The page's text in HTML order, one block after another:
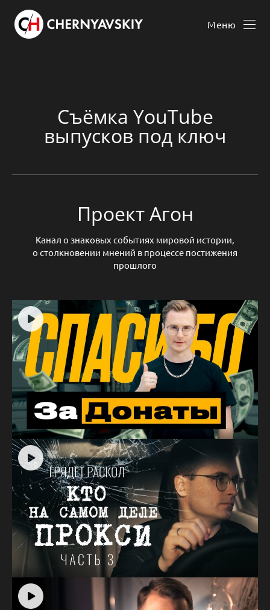
Меню
Съёмка YouTube
выпусков под ключ
Проект Агон
Канал о знаковых событиях мировой истории,
о столкновении мнений в процессе постижения
прошлого